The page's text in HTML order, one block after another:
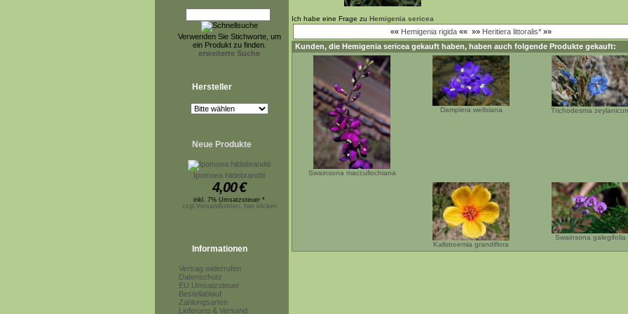
Verwenden Sie Stichworte, um
ein Produkt zu finden.
erweiterte Suche
Hersteller
Neue Produkte
Ipomoea hildebrandtii
4,00€
inkl. 7% Umsatzsteuer *
zzgl.Versandkosten, hier klicken
Informationen
Vertrag widerrufen
Datenschutz
EU Umsatzsteuer
Bestellablauf
Zahlungsarten
Lieferung & Versand
Ich habe eine Frage zu Hemigenia sericea
«« Hemigenia rigida «« »» Heritiera littoralis* »»
Kunden, die Hemigenia sericea gekauft haben, haben auch folgende Produkte gekauft:
Swainsona maccullochiana
Dampiera wellsiana Trichodesma
Kallstroemia grandiflora
Swainsona galegifolia